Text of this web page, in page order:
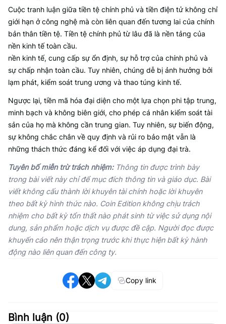
Cuộc tranh luận giữa tiền tệ chính phủ và tiền điện tử không chỉ
giới hạn ở công nghệ mà còn liên quan đến tương lai của chính
bản thân tiền tệ. Tiền tệ chính phủ từ lâu đã là nền tảng của
nền kinh tế toàn cầu.
nền kinh tế, cung cấp sự ổn định, sự hỗ trợ của chính phủ và
sự chấp nhận toàn cầu. Tuy nhiên, chúng dễ bị ảnh hưởng bởi
lạm phát, kiểm soát trung ương và thao túng kinh tế.
Ngược lại, tiền mã hóa đại diện cho một lựa chọn phi tập trung,
minh bạch và không biên giới, cho phép cá nhân kiểm soát tài
sản của họ mà không cần trung gian. Tuy nhiên, sự biến động,
sự không chắc chắn về quy định và rủi ro bảo mật vẫn là
những thách thức đáng kể đối với việc áp dụng đại trà.
Tuyên bố miễn trừ trách nhiệm: Thông tin được trình bày
trong bài viết này chỉ để mục đích thông tin và giáo dục. Bài
viết không cấu thành lời khuyên tài chính hoặc lời khuyên
theo bất kỳ hình thức nào. Coin Edition không chịu trách
nhiệm cho bất kỳ tổn thất nào phát sinh từ việc sử dụng nội
dung, sản phẩm hoặc dịch vụ được đề cập. Người đọc được
khuyến cáo nên thận trọng trước khi thực hiện bất kỳ hành
động nào liên quan đến công ty.
Copy link
Bình luận (0)